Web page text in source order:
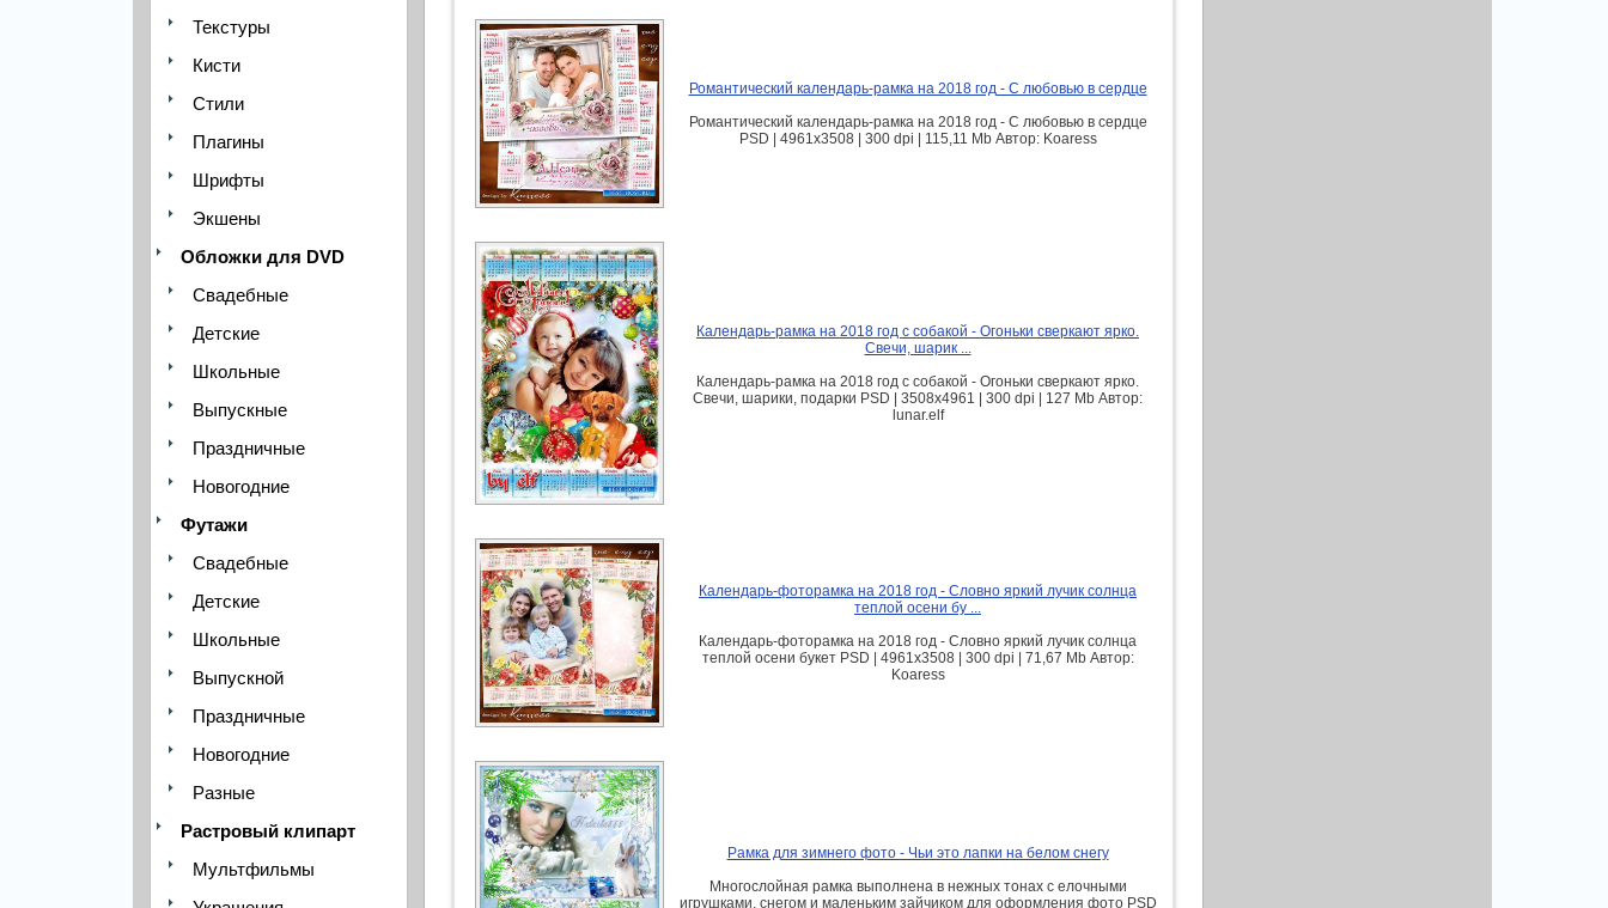
Текстуры
Кисти
Стили
Плагины
Шрифты
Экшены
Обложки для DVD
Свадебные
Детские
Школьные
Выпускные
Праздничные
Новогодние
Футажи
Свадебные
Детские
Школьные
Выпускной
Праздничные
Новогодние
Разные
Растровый клипарт
Мультфильмы
Романтический календарь-рамка на 2018 год - С любовью в сердце
Романтический календарь-рамка на 2018 год - С любовью в сердце
PSD | 4961x3508 | 300 dpi | 115,11 Mb Автор: Koaress
Календарь-рамка на 2018 год с собакой - Огоньки сверкают ярко.
Свечи, шарик ...
Календарь-рамка на 2018 год с собакой - Огоньки сверкают ярко.
Свечи, шарики, подарки PSD | 3508х4961 | 300 dpi | 127 Mb Автор:
lunar.elf
Календарь-фоторамка на 2018 год - Словно яркий лучик солнца
теплой осени бу ...
Календарь-фоторамка на 2018 год - Словно яркий лучик солнца
теплой осени букет PSD | 4961x3508 | 300 dpi | 71,67 Mb Автор:
Koaress
Рамка для зимнего фото - Чьи это лапки на белом снегу
Многослойная рамка выполнена в нежных тонах с елочными
игрушками, снегом и маленьким зайчиком для оформления фото PSD